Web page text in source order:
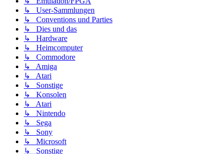
↳ User-Sammlungen
↳ Conventions und Parties
↳ Dies und das
↳ Hardware
↳ Heimcomputer
↳ Commodore
↳ Amiga
↳ Atari
↳ Sonstige
↳ Konsolen
↳ Atari
↳ Nintendo
↳ Sega
↳ Sony
↳ Microsoft
↳ Sonstige